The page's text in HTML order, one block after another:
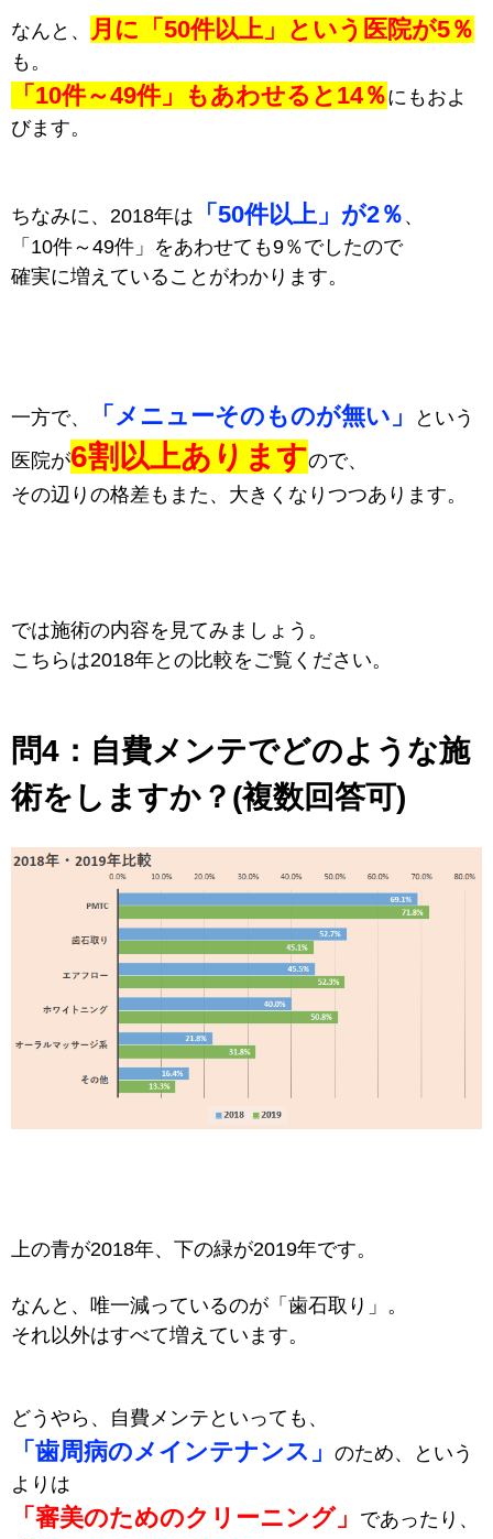
なんと、 月に「50件以上」という医院が5％
も。
「10件～49件」もあわせると14％にもおよ
びます。
ちなみに、2018年は 「50件以上」が2％ 、
「10件～49件」をあわせても9％でしたので
確実に増えていることがわかります。
一方で、 「メニューそのものが無い」
という
医院が6割以上ありますので、
その辺りの格差もまた、大きくなりつつあります。
では施術の内容を見てみましょう。
こちらは2018年との比較をご覧ください。
問4： 自費メンテでどのような施
術をしますか？(複数回答可)
上の青が2018年、下の緑が2019年です。
なんと、唯一減っているのが「歯石取り」。
それ以外はすべて増えています。
どうやら、自費メンテといっても、
「歯周病のメインテナンス」 のため、という
よりは
「審美のためのクリーニング」 であったり、